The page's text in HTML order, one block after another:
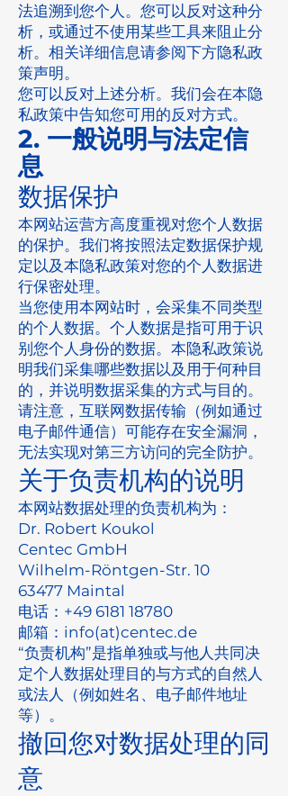
法追溯到您个人。您可以反对这种分
析，或通过不使用某些工具来阻止分
析。相关详细信息请参阅下方隐私政
策声明。
您可以反对上述分析。我们会在本隐
私政策中告知您可用的反对方式。
2. 一般说明与法定信
息
数据保护
本网站运营方高度重视对您个人数据
的保护。我们将按照法定数据保护规
定以及本隐私政策对您的个人数据进
行保密处理。
当您使用本网站时，会采集不同类型
的个人数据。个人数据是指可用于识
别您个人身份的数据。本隐私政策说
明我们采集哪些数据以及用于何种目
的，并说明数据采集的方式与目的。
请注意，互联网数据传输（例如通过
电子邮件通信）可能存在安全漏洞，
无法实现对第三方访问的完全防护。
关于负责机构的说明
本网站数据处理的负责机构为：
Dr. Robert Koukol
Centec GmbH
Wilhelm-Röntgen-Str. 10
63477 Maintal
电话：+49 6181 18780
邮箱：info(at)centec.de
“负责机构”是指单独或与他人共同决
定个人数据处理目的与方式的自然人
或法人（例如姓名、电子邮件地址
等）。
撤回您对数据处理的同
意